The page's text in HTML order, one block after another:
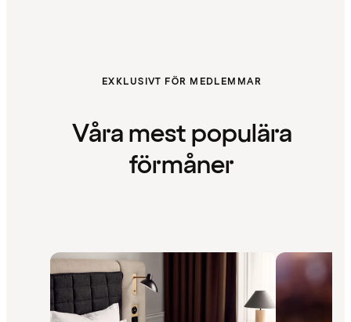
EXKLUSIVT FÖR MEDLEMMAR
Våra mest populära
förmåner